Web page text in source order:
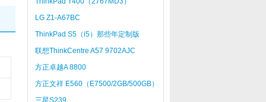
LG Z1-A67BC
ThinkPad S5（i5）那些年定制版
联想ThinkCentre A57 9702AJC
方正卓越A 8800
方正文祥 E560（E7500/2GB/500GB）
三星S239